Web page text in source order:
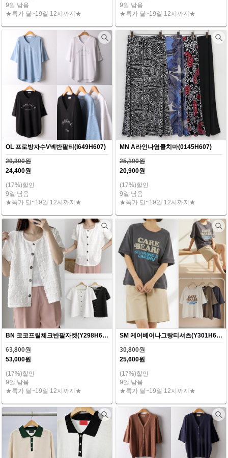
9일 남음
★특가 딜~19일 12시까지★
9일 남음
★특가 딜~19일 12시까지★
OL 프로방자수V넥반팔티(I649H607)
29,300원
24,400원
(17%)할인
9일 남음
★특가 딜~19일 12시까지★
MN A라인나염쿨치마(0145H607)
25,100원
20,900원
(17%)할인
9일 남음
★특가 딜~19일 12시까지★
BN 코코프릴체크반팔자켓(Y298H607)
63,800원
53,000원
(17%)할인
9일 남음
★특가 딜~19일 12시까지★
SM 케어베어나그랑티셔츠(Y301H607)
30,800원
25,600원
(17%)할인
9일 남음
★특가 딜~19일 12시까지★